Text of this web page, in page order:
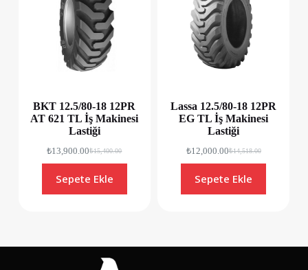
BKT 12.5/80-18 12PR
AT 621 TL İş Makinesi
Lastiği
₺15,400.00
₺13,900.00
Sepete Ekle
Lassa 12.5/80-18 12PR
EG TL İş Makinesi
Lastiği
₺14,518.00
₺12,000.00
Sepete Ekle